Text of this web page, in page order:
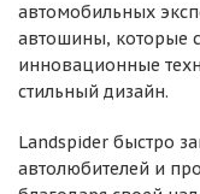
автомобильных
автошины, которые
инновационные
стильный дизайн.
Landspider быстро
автолюбителей и